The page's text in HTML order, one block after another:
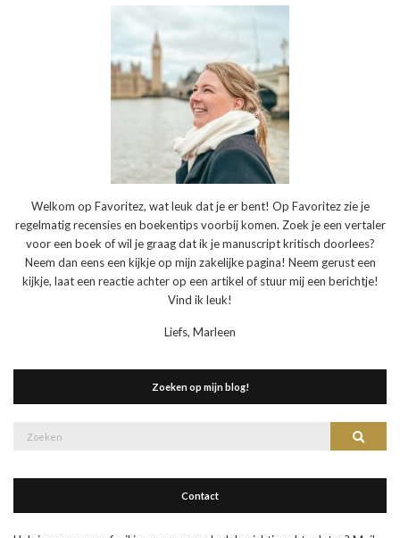
Welkom op Favoritez, wat leuk dat je er bent! Op Favoritez zie je
regelmatig recensies en boekentips voorbij komen. Zoek je een vertaler
voor een boek of wil je graag dat ik je manuscript kritisch doorlees?
Neem dan eens een kijkje op mijn zakelijke pagina! Neem gerust een
kijkje, laat een reactie achter op een artikel of stuur mij een berichtje!
Vind ik leuk!
Liefs, Marleen
Zoeken op mijn blog!
Contact